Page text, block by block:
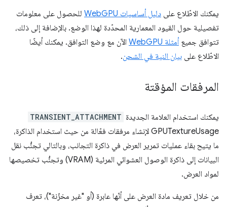
يمكنك الاطّلاع على دليل أساسيات WebGPU
للحصول على معلومات
تفصيلية حول القيود المعمارية المحدّدة لهذا الوضع. بالإضافة إلى ذلك،
تتوافق جميع أمثلة WebGPU
الآن مع وضع التوافق. يمكنك أيضًا
الاطّلاع على بيان النية في الشحن.
المرفقات المؤقتة
يمكنك استخدام العلامة الجديدة TRANSIENT_ATTACHMENT
GPUTextureUsage لإنشاء مرفقات فعّالة من حيث استخدام الذاكرة،
ما يتيح بقاء عمليات تمرير العرض في ذاكرة التجانب، وبالتالي تجنُّب نقل
البيانات إلى ذاكرة الوصول العشوائي المرئية (VRAM) وتجنُّب تخصيصها
لمواد العرض.
من خلال تعريف مادة العرض على أنّها عابرة (أو "غير مخزّنة")، تعرف